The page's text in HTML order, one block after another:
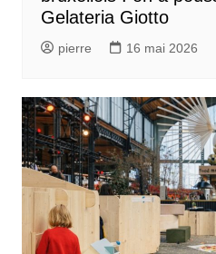
Gelateria Giotto
pierre 16 mai 2026